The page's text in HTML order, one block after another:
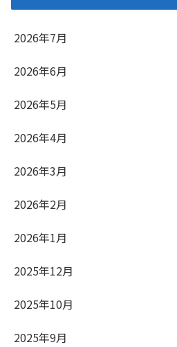
2026年7月
2026年6月
2026年5月
2026年4月
2026年3月
2026年2月
2026年1月
2025年12月
2025年10月
2025年9月